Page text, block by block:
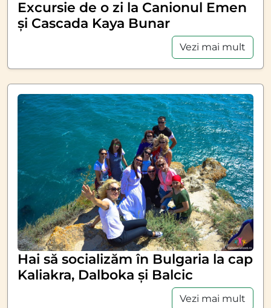
Excursie de o zi la Canionul Emen
și Cascada Kaya Bunar
Vezi mai mult
Hai să socializăm în Bulgaria la cap
Kaliakra, Dalboka și Balcic
Vezi mai mult